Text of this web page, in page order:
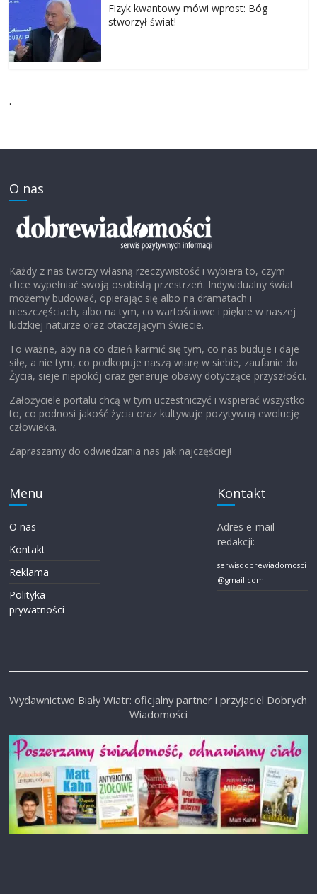
Fizyk kwantowy mówi wprost: Bóg
stworzył świat!
.
O nas
Każdy z nas tworzy własną rzeczywistość i wybiera to, czym
chce wypełniać swoją osobistą przestrzeń. Indywidualny świat
możemy budować, opierając się albo na dramatach i
nieszczęściach, albo na tym, co wartościowe i piękne w naszej
ludzkiej naturze oraz otaczającym świecie.
To ważne, aby na co dzień karmić się tym, co nas buduje i daje
siłę, a nie tym, co podkopuje naszą wiarę w siebie, zaufanie do
Życia, sieje niepokój oraz generuje obawy dotyczące przyszłości.
Założyciele portalu chcą w tym uczestniczyć i wspierać wszystko
to, co podnosi jakość życia oraz kultywuje pozytywną ewolucję
człowieka.
Zapraszamy do odwiedzania nas jak najczęściej!
Menu
O nas
Kontakt
Reklama
Polityka
prywatności
Kontakt
Adres e-mail
redakcji:
serwisdobrewiadomosci
@gmail.com
Wydawnictwo Biały Wiatr: oficjalny partner i przyjaciel Dobrych
Wiadomości